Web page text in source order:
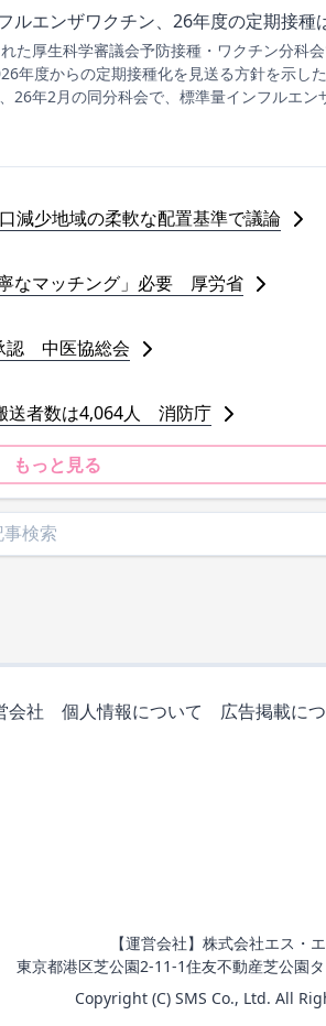
ルエンザワクチン、26年度の定期接種
た厚生科学審議会予防接種・ワクチン分科
年度からの定期接種化を見送る方針を示し
26年2月の同分科会で、標準量インフルエン
減少地域の柔軟な配置基準で議論
なマッチング」必要 厚労省
認 中医協総会
送者数は4,064人 消防庁
もっと見る
会社 個人情報について 広告掲載に
【運営会社】株式会社エス・
東京都港区芝公園2-11-1住友不動産芝公園
Copyright (C) SMS Co., Ltd. All